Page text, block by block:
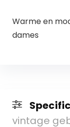
Warme en
dames
vintage